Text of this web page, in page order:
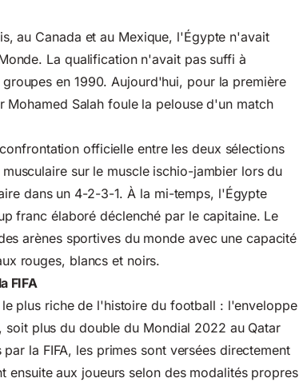
au Canada et au Mexique, l'Égypte n'avait
La qualification n'avait pas suffi à
en 1990. Aujourd'hui, pour la première
Salah foule la pelouse d'un match
officielle entre les deux sélections
sur le muscle ischio-jambier lors du
dans un 4-2-3-1. À la mi-temps, l'Égypte
franc élaboré déclenché par le capitaine. Le
arènes sportives du monde avec une capacité
rouges, blancs et noirs.
FIFA
plus riche de l'histoire du football : l'enveloppe
plus du double du Mondial 2022 au Qatar
la FIFA, les primes sont versées directement
ensuite aux joueurs selon des modalités propres